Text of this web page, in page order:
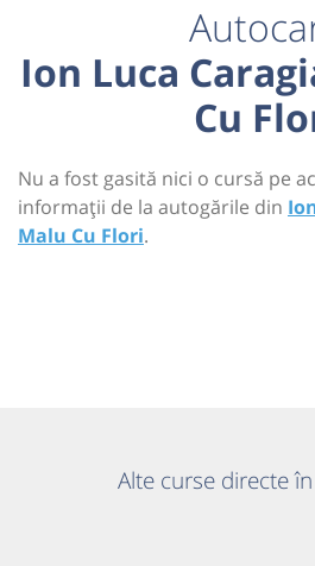
Ion Luca
Cu
Nu a fost gasită nici o cursă pe
informații de la autogările din
Malu Cu Flori.
Alte curse directe